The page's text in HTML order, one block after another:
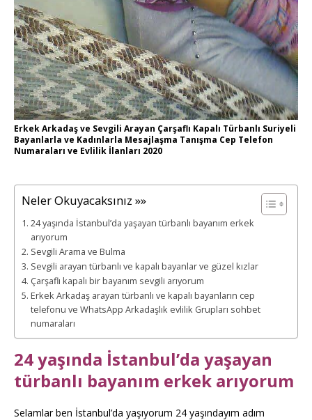
Erkek Arkadaş ve Sevgili Arayan Çarşaflı Kapalı Türbanlı Suriyeli
Bayanlarla ve Kadınlarla Mesajlaşma Tanışma Cep Telefon
Numaraları ve Evlilik İlanları 2020
Neler Okuyacaksınız »»
24 yaşında İstanbul’da yaşayan türbanlı bayanım erkek
arıyorum
Sevgili Arama ve Bulma
Sevgili arayan türbanlı ve kapalı bayanlar ve güzel kızlar
Çarşaflı kapalı bir bayanım sevgili arıyorum
Erkek Arkadaş arayan türbanlı ve kapalı bayanların cep
telefonu ve WhatsApp Arkadaşlık evlilik Grupları sohbet
numaraları
24 yaşında İstanbul’da yaşayan
türbanlı bayanım erkek arıyorum
Selamlar ben İstanbul’da yaşıyorum 24 yaşındayım adım